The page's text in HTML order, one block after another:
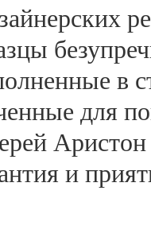
в
для
и